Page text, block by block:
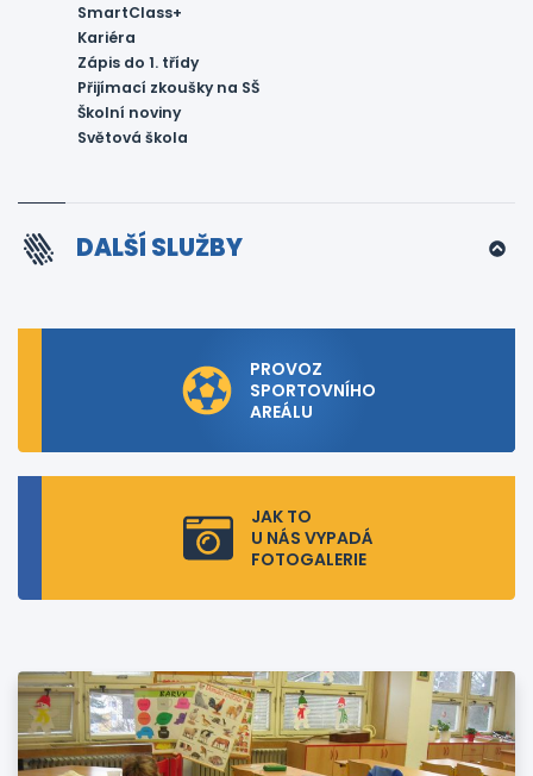
SmartClass+
Kariéra
Zápis do 1. třídy
Přijímací zkoušky na SŠ
Školní noviny
Světová škola
DALŠÍ SLUŽBY
PROVOZ
SPORTOVNÍHO
AREÁLU
JAK TO
U NÁS VYPADÁ
FOTOGALERIE